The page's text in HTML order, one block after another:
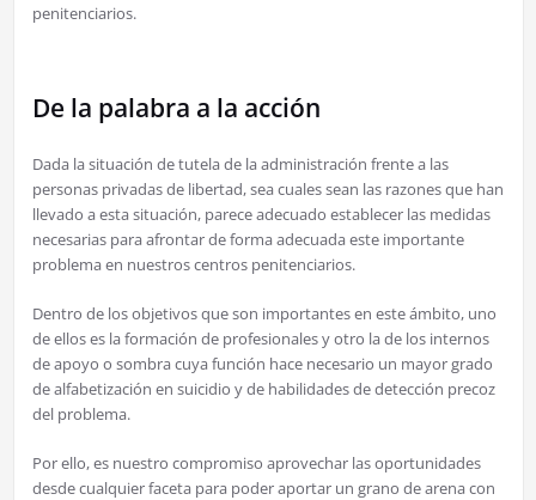
penitenciarios.
De la palabra a la acción
Dada la situación de tutela de la administración frente a las
personas privadas de libertad, sea cuales sean las razones que han
llevado a esta situación, parece adecuado establecer las medidas
necesarias para afrontar de forma adecuada este importante
problema en nuestros centros penitenciarios.
Dentro de los objetivos que son importantes en este ámbito, uno
de ellos es la formación de profesionales y otro la de los internos
de apoyo o sombra cuya función hace necesario un mayor grado
de alfabetización en suicidio y de habilidades de detección precoz
del problema.
Por ello, es nuestro compromiso aprovechar las oportunidades
desde cualquier faceta para poder aportar un grano de arena con